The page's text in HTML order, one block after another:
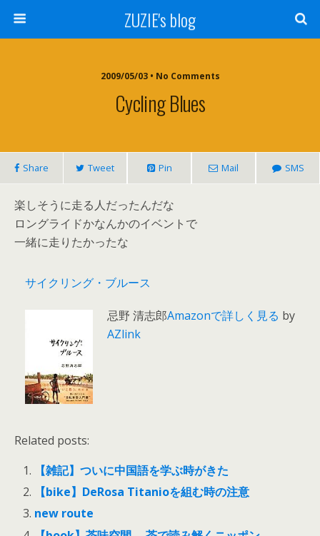
ZUZIE's blog
2009/05/03 • No Comments
Cycling Blues
Share Tweet Pin Mail SMS
楽しそうに走る人だったんだな
ロングライドかなんかのイベントで
一緒に走りたかったな
サイクリング・ブルース
忌野 清志郎Amazonで詳しく見る by
AZlink
Related posts:
【雑記】ついに中国語を学ぶ時がきた
【bike】DeRosa Titanioを組む時の注意
new route